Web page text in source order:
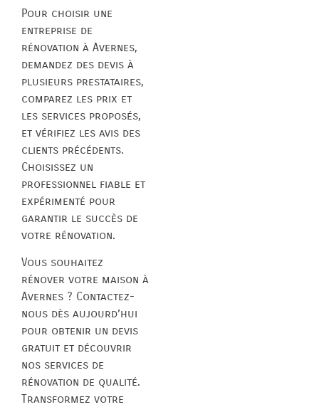
Pour choisir une
entreprise de
rénovation à Avernes,
demandez des devis à
plusieurs prestataires,
comparez les prix et
les services proposés,
et vérifiez les avis des
clients précédents.
Choisissez un
professionnel fiable et
expérimenté pour
garantir le succès de
votre rénovation.
Vous souhaitez
rénover votre maison à
Avernes ? Contactez-
nous dès aujourd’hui
pour obtenir un devis
gratuit et découvrir
nos services de
rénovation de qualité.
Transformez votre